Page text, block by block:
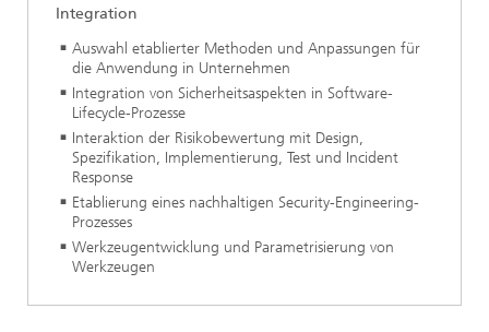
Integration
Auswahl etablierter Methoden und Anpassungen für
die Anwendung in Unternehmen
Integration von Sicherheitsaspekten in Software-
Lifecycle-Prozesse
Interaktion der Risikobewertung mit Design,
Spezifikation, Implementierung, Test und Incident
Response
Etablierung eines nachhaltigen Security-Engineering-
Prozesses
Werkzeugentwicklung und Parametrisierung von
Werkzeugen